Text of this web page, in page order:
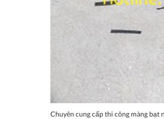
Chuyên cung cấp thi công màng bạt